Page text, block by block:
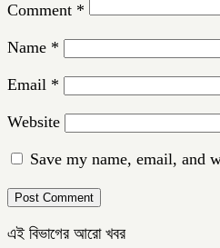
Comment *
Name *
Email *
Website
Save my name, email, and
এই বিভাগের আরো খবর